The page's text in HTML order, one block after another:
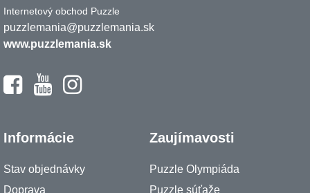
Internetový obchod Puzzle
puzzlemania@puzzlemania.sk
www.puzzlemania.sk
Informácie
Stav objednávky
Doprava
Zaujímavosti
Puzzle Olympiáda
Puzzle súťaže